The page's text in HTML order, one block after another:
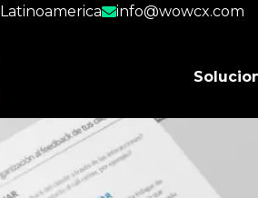
Latinoamerica info@wowcx.com